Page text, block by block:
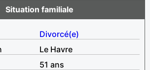
Situation familiale
Divorcé(e)
Le Havre
51 ans